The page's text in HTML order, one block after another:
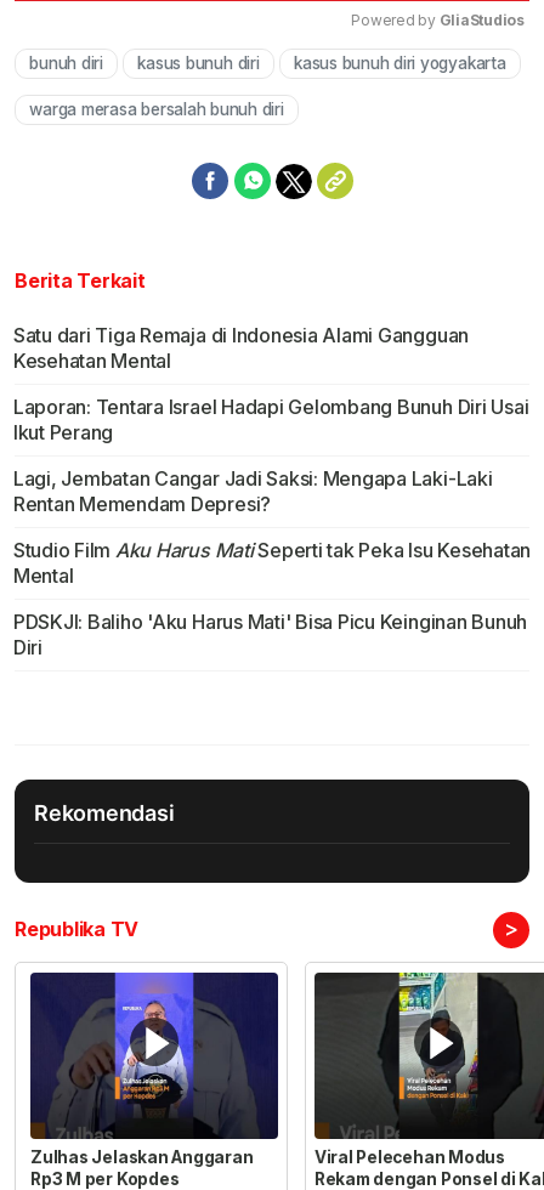
Mute
Powered by GliaStudios
bunuh diri kasus bunuh diri kasus bunuh diri yogyakarta
warga merasa bersalah bunuh diri
Berita Terkait
Satu dari Tiga Remaja di Indonesia Alami Gangguan
Kesehatan Mental
Laporan: Tentara Israel Hadapi Gelombang Bunuh Diri Usai
Ikut Perang
Lagi, Jembatan Cangar Jadi Saksi: Mengapa Laki-Laki
Rentan Memendam Depresi?
Studio Film Aku Harus MatiSeperti tak Peka Isu Kesehatan
Mental
PDSKJI: Baliho 'Aku Harus Mati' Bisa Picu Keinginan Bunuh
Diri
Rekomendasi
Republika TV >
Zulhas Jelaskan Anggaran
Rp3 M per Kopdes
Viral Pelecehan Modus
Rekam dengan Ponsel di